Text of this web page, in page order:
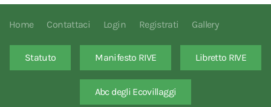
Home Contattaci Login Registrati Gallery
Statuto Manifesto RIVE Libretto RIVE
Abc degli Ecovillaggi